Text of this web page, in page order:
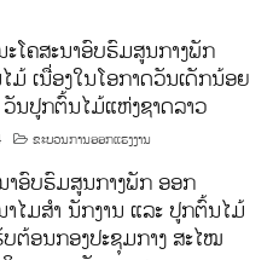
ະໂຄສະນາອົບຮົມສູນກາງພັກ
ມ້ ເນື່ອງໃນໂອກາດວັນເດັກນ້ອຍ
ວັນປູກຕົ້ນໄມ້ແຫ່ງຊາດລາວ
ຂະບວນການອອກແຮງງານ
າອົບຮົມສູນກາງພັກ ອອກ
າໄມສໍາ ນັກງານ ແລະ ປູກຕົ້ນໄມ້
ຕ້ອນກອງປະຊຸມກາງ ສະໄໝ